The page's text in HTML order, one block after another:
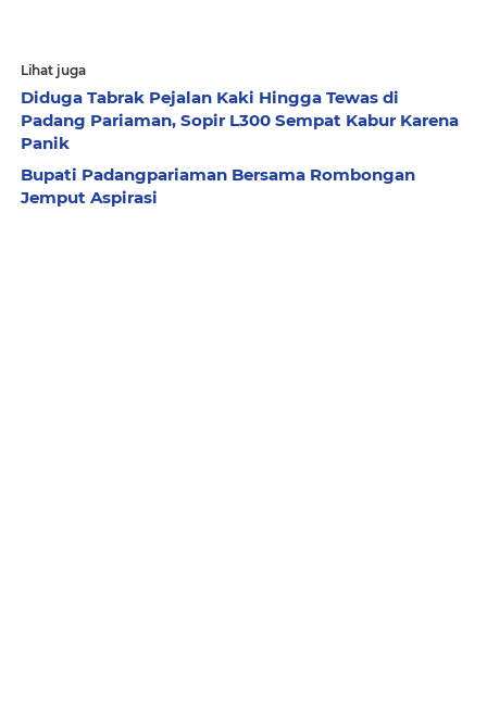
Lihat juga
Diduga Tabrak Pejalan Kaki Hingga Tewas di
Padang Pariaman, Sopir L300 Sempat Kabur Karena
Panik
Bupati Padangpariaman Bersama Rombongan
Jemput Aspirasi